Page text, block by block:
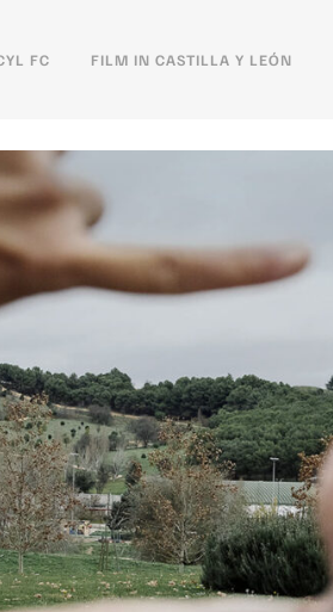
FC FILM IN CASTILLA Y LEÓN